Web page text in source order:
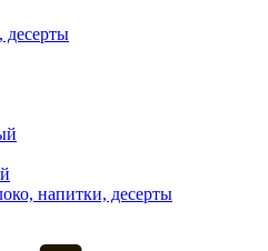
напитки, десерты